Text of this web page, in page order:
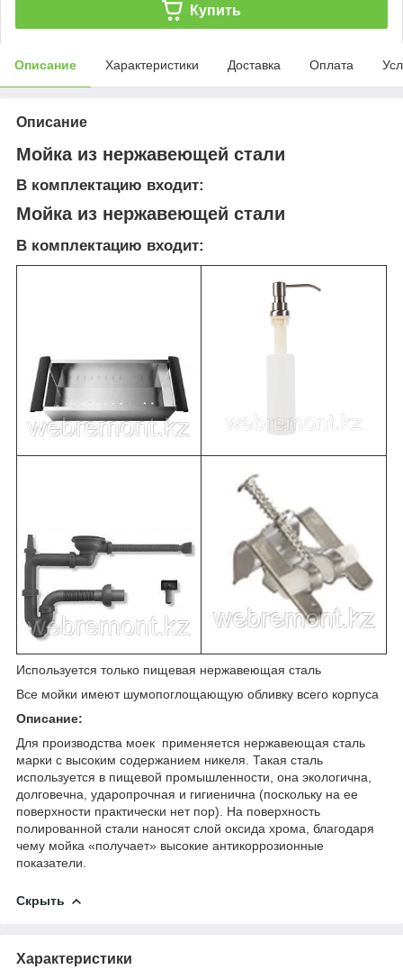
Купить
Описание Характеристики Доставка Оплата
Описание
Мойка из нержавеющей стали
В комплектацию входит:
Мойка из нержавеющей стали
В комплектацию входит:
Используется только пищевая нержавеющая сталь
Все мойки имеют шумопоглощающую обливку всего корпуса
Описание:
Для производства моек применяется нержавеющая сталь
марки с высоким содержанием никеля. Такая сталь
используется в пищевой промышленности, она экологична,
долговечна, ударопрочная и гигиенична (поскольку на ее
поверхности практически нет пор). На поверхность
полированной стали наносят слой оксида хрома, благодаря
чему мойка «получает» высокие антикоррозионные
показатели.
Скрыть
Характеристики